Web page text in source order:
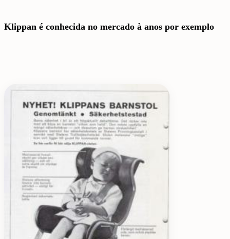
Klippan é conhecida no mercado à anos por exemplo